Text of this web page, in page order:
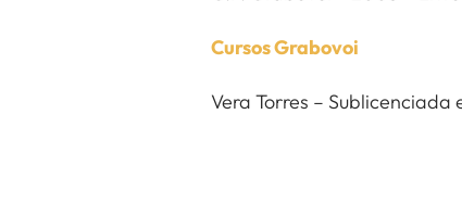
Cursos Grabovoi
Vera Torres –